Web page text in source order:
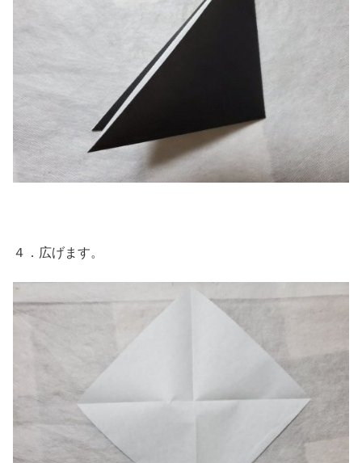
４．広げます。